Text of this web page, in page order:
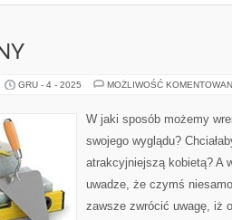
GRU - 4 - 2025 MOŻLIWOŚĆ
W jaki sposób możemy
swojego wyglądu?
atrakcyjniejszą kobietą? A
uwadze, że czymś
zawsze zwrócić uwagę, iż